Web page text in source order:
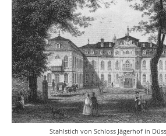
Stahlstich von Schloss Jägerhof in